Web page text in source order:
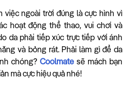
việc ngoài trời đúng là cực hình vì
hoạt động thể thao, vui chơi và
da phải tiếp xúc trực tiếp với ánh
và bỏng rát. Phải làm gì để da
chóng? Coolmatesẽ mách bạn
mà cực hiệu quả nhé!